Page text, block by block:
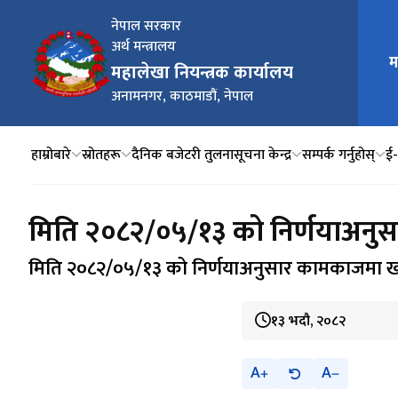
नेपाल सरकार
अर्थ मन्त्रालय
महालेखा नियन्त्रक कार्यालय
अनामनगर, काठमाडौं, नेपाल
मुख्य
हाम्रोबारे स्रोतहरू दैनिक बजेटरी तुलनासूचना केन्द्र सम्पर्क गर्नुहोस्
मिति २०८२/०५/१३ को
मिति २०८२/०५/१३ को निर्णयाअनुसार कामकाजमा
१३ भदौ, २०८२
A A